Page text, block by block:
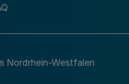
Richtlinie zur
Nordrhein-Westfalen